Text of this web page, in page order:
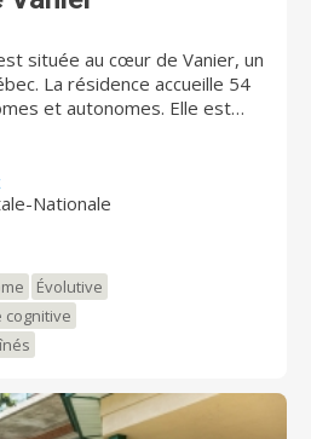
située au cœur de Vanier, un
La résidence accueille 54
et autonomes. Elle est
des personnes ayant
un
dans un milieu de vie
l’écoute et le
et les priorités de
sur le confort, la
des résidents. On y
soins personnalisés dans
sécuritaire.
Nationale
Évolutive